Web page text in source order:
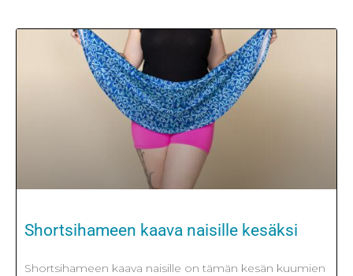
Shortsihameen kaava naisille kesäksi
Shortsihameen kaava naisille on tämän kesän kuumien